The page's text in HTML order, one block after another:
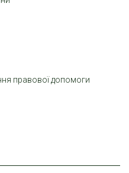
правової допомоги